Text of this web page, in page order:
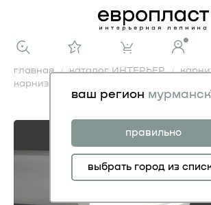
ваш регион мурманск
правильно
выбрать город из
главная каталог ИНТЕРЬЕР
карниз 1.50.102 гибкий
карниз 1.50.102